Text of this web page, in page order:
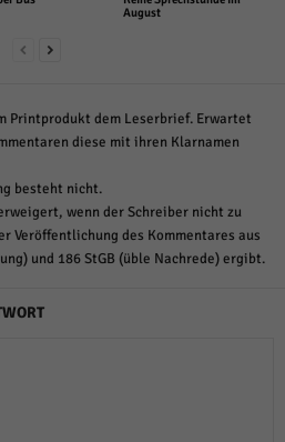
August
Printprodukt dem Leserbrief. Erwartet
diese mit ihren Klarnamen
besteht nicht.
wenn der Schreiber nicht zu
Veröffentlichung des Kommentares aus
und 186 StGB (üble Nachrede) ergibt.